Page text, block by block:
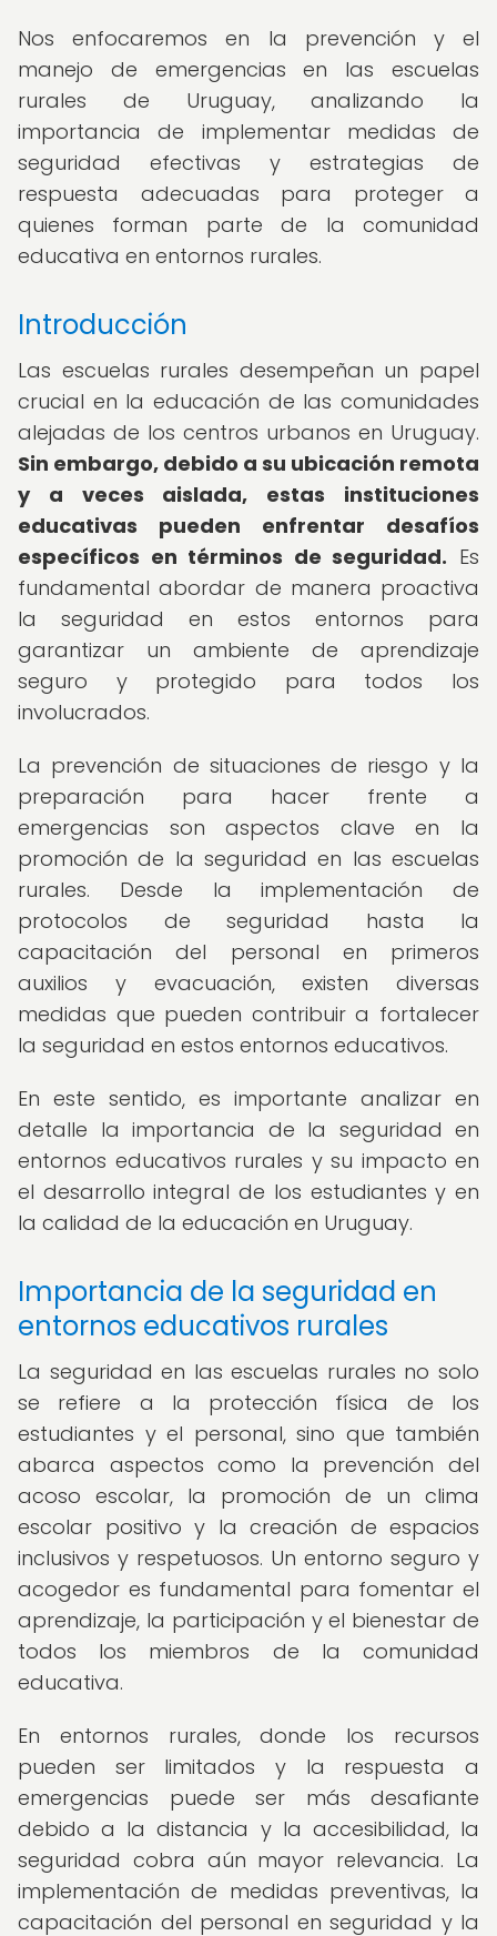
Nos enfocaremos en la prevención y el
manejo de emergencias en las escuelas
rurales de Uruguay, analizando la
importancia de implementar medidas de
seguridad efectivas y estrategias de
respuesta adecuadas para proteger a
quienes forman parte de la comunidad
educativa en entornos rurales.
Introducción
Las escuelas rurales desempeñan un papel
crucial en la educación de las comunidades
alejadas de los centros urbanos en Uruguay.
Sin embargo, debido a su ubicación remota
y a veces aislada, estas instituciones
educativas pueden enfrentar desafíos
específicos en términos de seguridad. Es
fundamental abordar de manera proactiva
la seguridad en estos entornos para
garantizar un ambiente de aprendizaje
seguro y protegido para todos los
involucrados.
La prevención de situaciones de riesgo y la
preparación para hacer frente a
emergencias son aspectos clave en la
promoción de la seguridad en las escuelas
rurales. Desde la implementación de
protocolos de seguridad hasta la
capacitación del personal en primeros
auxilios y evacuación, existen diversas
medidas que pueden contribuir a fortalecer
la seguridad en estos entornos educativos.
En este sentido, es importante analizar en
detalle la importancia de la seguridad en
entornos educativos rurales y su impacto en
el desarrollo integral de los estudiantes y en
la calidad de la educación en Uruguay.
Importancia de la seguridad en
entornos educativos rurales
La seguridad en las escuelas rurales no solo
se refiere a la protección física de los
estudiantes y el personal, sino que también
abarca aspectos como la prevención del
acoso escolar, la promoción de un clima
escolar positivo y la creación de espacios
inclusivos y respetuosos. Un entorno seguro y
acogedor es fundamental para fomentar el
aprendizaje, la participación y el bienestar de
todos los miembros de la comunidad
educativa.
En entornos rurales, donde los recursos
pueden ser limitados y la respuesta a
emergencias puede ser más desafiante
debido a la distancia y la accesibilidad, la
seguridad cobra aún mayor relevancia. La
implementación de medidas preventivas, la
capacitación del personal en seguridad y la